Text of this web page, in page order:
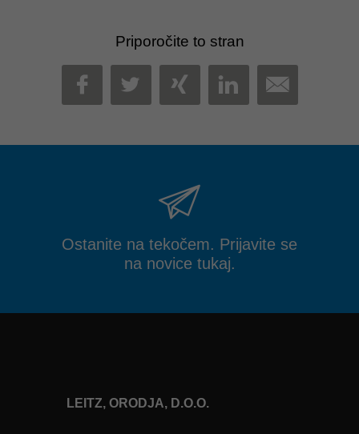
Priporočite to stran
FACEBOOK
TWITTER
XINGLINKEDIN
MAIL
Ostanite na tekočem. Prijavite se
na novice tukaj.
LEITZ, ORODJA, D.O.O.